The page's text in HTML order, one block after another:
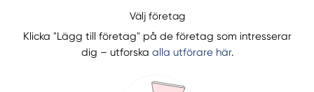
Välj företag
Klicka "Lägg till företag" på de företag som intresserar
dig – utforska alla utförare här.